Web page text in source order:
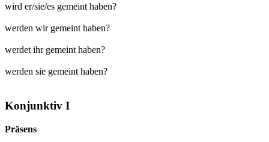
wird er/sie/es gemeint haben?
werden wir gemeint haben?
werdet ihr gemeint haben?
werden sie gemeint haben?
Konjunktiv I
Präsens